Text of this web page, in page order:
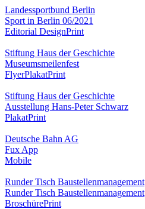
Landessportbund Berlin
Sport in Berlin 06/2021
Editorial DesignPrint
Stiftung Haus der Geschichte
Museumsmeilenfest
FlyerPlakatPrint
Stiftung Haus der Geschichte
Ausstellung Hans-Peter Schwarz
PlakatPrint
Deutsche Bahn AG
Fux App
Mobile
Runder Tisch Baustellenmanagement
Runder Tisch Baustellenmanagement
BroschürePrint